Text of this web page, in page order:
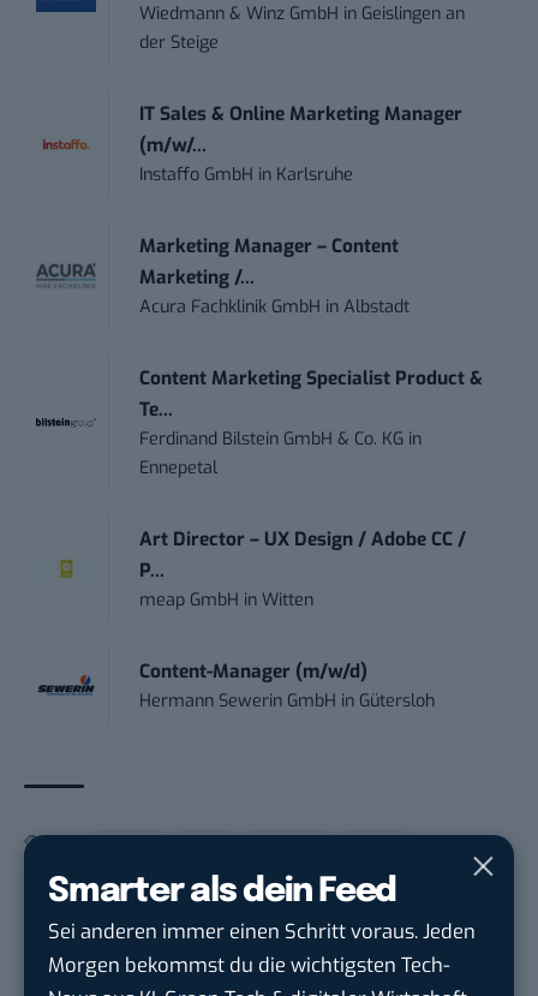
Smarter als dein Feed
Sei anderen immer einen Schritt voraus. Jeden
Morgen bekommst du die wichtigsten Tech-
Wiedmann & Winz GmbH in Geislingen an
der Steige
IT Sales & Online Marketing Manager
(m/w/...
Instaffo GmbH in Karlsruhe
Marketing Manager – Content
Marketing /...
Acura Fachklinik GmbH inAlbstadt
Content Marketing Specialist Product &
Te...
Ferdinand Bilstein GmbH & Co. KG in
Ennepetal
Art Director – UX Design / Adobe CC /
P...
meap GmbH inWitten
Content-Manager (m/w/d)
Hermann Sewerin GmbH in Gütersloh
THEMEN: